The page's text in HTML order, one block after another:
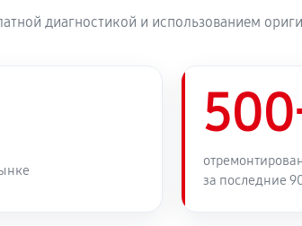
диагностикой и использованием
за последние